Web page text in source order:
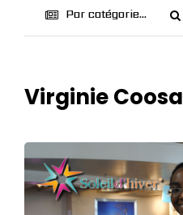
Par catégorie...
Virginie Coosa